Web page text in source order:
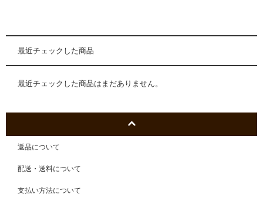
最近チェックした商品
最近チェックした商品はまだありません。
返品について
配送・送料について
支払い方法について